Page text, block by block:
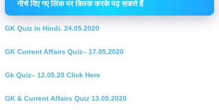
नीचे दिए गए लिंक पर क्लिक करके पढ़ सकते हैं
GK Quiz in Hindi. 24.05.2020
GK Current Affairs Quiz– 17.05.2020
Gk Quiz– 12.05.20 Click Here
GK & Current Affairs Quiz 13.05.2020